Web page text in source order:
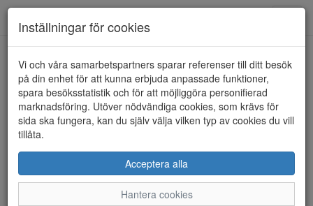
HEM BUGATTI
Inställningar för cookies
Vi och våra samarbetspartners sparar referenser till ditt besök
på din enhet för att kunna erbjuda anpassade funktioner,
spara besöksstatistik och för att möjliggöra personifierad
marknadsföring. Utöver nödvändiga cookies, som krävs för
sida ska fungera, kan du själv välja vilken typ av cookies du vill
tillåta.
Acceptera alla
Hantera cookies